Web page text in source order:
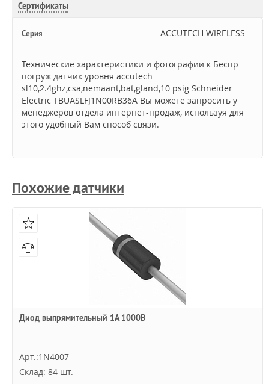
Сертификаты
Серия ACCUTECH WIRELESS
Технические характеристики и фотографии к Беспр
погруж датчик уровня accutech
sl10,2.4ghz,csa,nemaant,bat,gland,10 psig Schneider
Electric TBUASLFJ1N00RB36A Вы можете запросить у
менеджеров отдела интернет-продаж, используя для
этого удобный Вам способ связи.
Похожие датчики
Диод выпрямительный 1А 1000В
Арт.:1N4007
Склад: 84 шт.